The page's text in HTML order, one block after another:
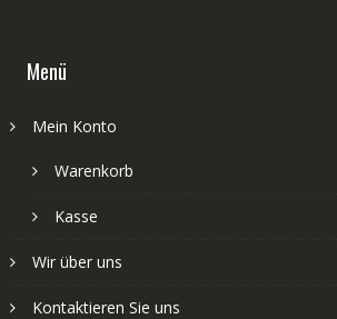
Menü
Mein Konto
Warenkorb
Kasse
Wir über uns
Kontaktieren Sie uns